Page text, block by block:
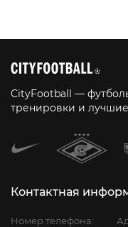
CityFootball —
тренировки и
Контактная
Номер телефона: